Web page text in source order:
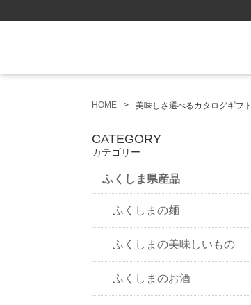
HOME 美味しさ選べるカタログギフト
CATEGORY
カテゴリー
ふくしま県産品
ふくしまの麺
ふくしまの美味しいもの
ふくしまのお酒